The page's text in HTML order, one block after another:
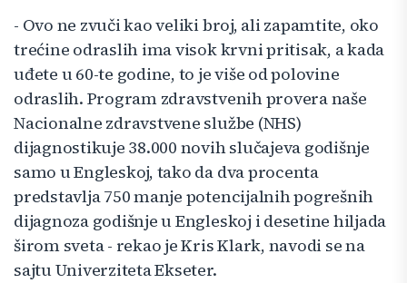
- Ovo ne zvuči kao veliki broj, ali zapamtite, oko
trećine odraslih ima visok krvni pritisak, a kada
uđete u 60-te godine, to je više od polovine
odraslih. Program zdravstvenih provera naše
Nacionalne zdravstvene službe (NHS)
dijagnostikuje 38.000 novih slučajeva godišnje
samo u Engleskoj, tako da dva procenta
predstavlja 750 manje potencijalnih pogrešnih
dijagnoza godišnje u Engleskoj i desetine hiljada
širom sveta - rekao je Kris Klark, navodi se na
sajtu Univerziteta Ekseter.